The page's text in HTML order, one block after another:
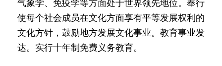
气象学、免疫学等方面处于世界领先地位。奉行
使每个社会成员在文化方面享有平等发展权利的
文化方针，鼓励地方发展文化事业。教育事业发
达。实行十年制免费义务教育。